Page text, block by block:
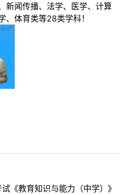
新闻传播、法学、医学、计算
、体育类等28类学科！
《教育知识与能力（中学）》